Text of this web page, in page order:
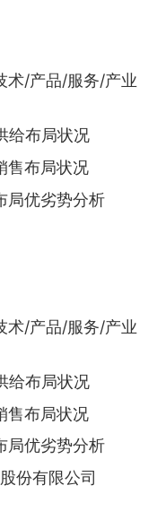
术/产品/服务/产业
给布局状况
售布局状况
局优劣势分析
术/产品/服务/产业
给布局状况
售布局状况
局优劣势分析
份有限公司